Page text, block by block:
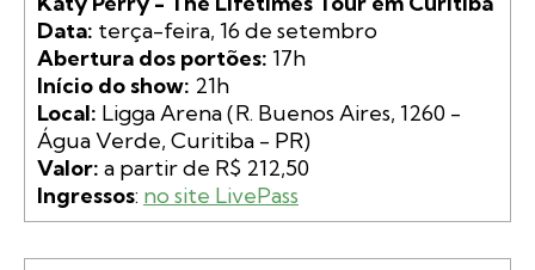
Data:
Abertura dos portões:
Início do show:
Local: Ligga Arena (R. Buenos Aires, 1260 -
Valor:
Ingressos: no site LivePass